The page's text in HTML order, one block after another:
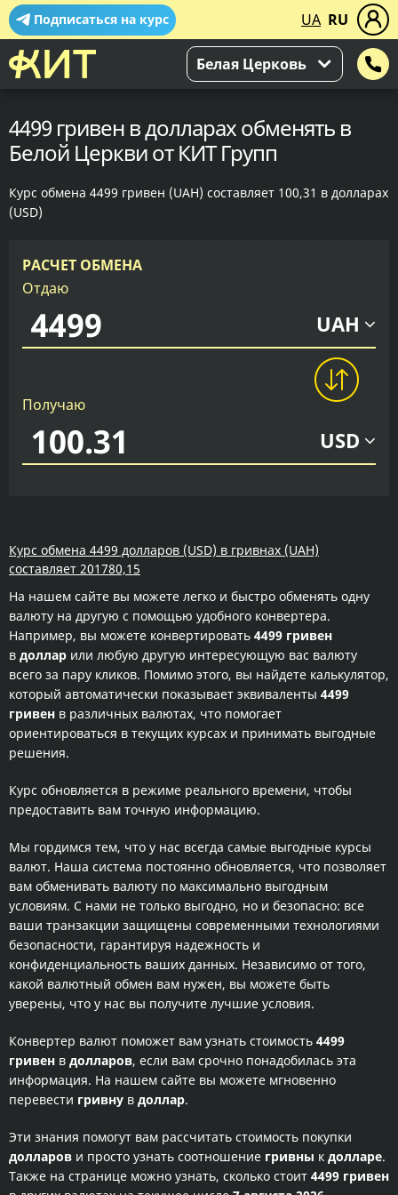
Подписаться на курс UA RU
Белая Церковь
4499 гривен в долларах обменять в
Белой Церкви от КИТ Групп
Курс обмена 4499 гривен (UAH) составляет 100,31 в долларах
(USD)
РАСЧЕТ ОБМЕНА
Отдаю
UAH
Получаю
USD
Курс обмена 4499 долларов (USD) в гривнах (UAH)
составляет 201780,15
На нашем сайте вы можете легко и быстро обменять одну
валюту на другую с помощью удобного конвертера.
Например, вы можете конвертировать 4499 гривен
в доллар или любую другую интересующую вас валюту
всего за пару кликов. Помимо этого, вы найдете калькулятор,
который автоматически показывает эквиваленты 4499
гривен в различных валютах, что помогает
ориентироваться в текущих курсах и принимать выгодные
решения.
Курс обновляется в режиме реального времени, чтобы
предоставить вам точную информацию.
Мы гордимся тем, что у нас всегда самые выгодные курсы
валют. Наша система постоянно обновляется, что позволяет
вам обменивать валюту по максимально выгодным
условиям. С нами не только выгодно, но и безопасно: все
ваши транзакции защищены современными технологиями
безопасности, гарантируя надежность и
конфиденциальность ваших данных. Независимо от того,
какой валютный обмен вам нужен, вы можете быть
уверены, что у нас вы получите лучшие условия.
Конвертер валют поможет вам узнать стоимость 4499
гривен в долларов, если вам срочно понадобилась эта
информация. На нашем сайте вы можете мгновенно
перевести гривну в доллар.
Эти знания помогут вам рассчитать стоимость покупки
долларов и просто узнать соотношение гривны к долларе.
Также на странице можно узнать, сколько стоит 4499 гривен